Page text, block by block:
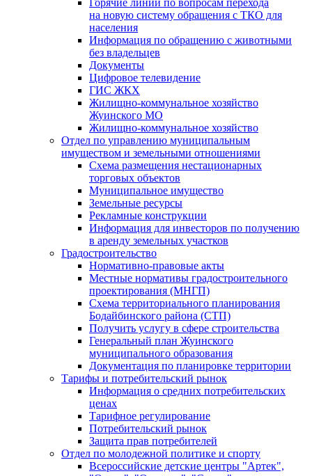
Горячие линии по вопросам перехода
на новую систему обращения с ТКО для
населения
Информация по обращению с животными
без владельцев
Документы
Цифровое телевидение
ГИС ЖКХ
Жилищно-коммунальное хозяйство
Жуинского МО
Жилищно-коммунальное хозяйство
Отдел по управлению муниципальным
имуществом и земельными отношениями
Схема размещения нестационарных
торговых объектов
Муниципальное имущество
Земельные ресурсы
Рекламные конструкции
Информация для инвесторов по получению
в аренду земельных участков
Градостроительство
Нормативно-правовые акты
Местные нормативы градостроительного
проектирования (МНГП)
Схема территориального планирования
Бодайбинского района (СТП)
Получить услугу в сфере строительства
Генеральный план Жуинского
муниципального образования
Документация по планировке территории
Тарифы и потребительский рынок
Информация о средних потребительских
ценах
Тарифное регулирование
Потребительский рынок
Защита прав потребителей
Отдел по молодежной политике и спорту
Всероссийские детские центры "Артек",